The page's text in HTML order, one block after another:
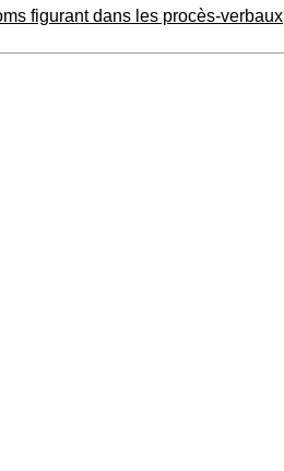
figurant dans les procès-verbaux